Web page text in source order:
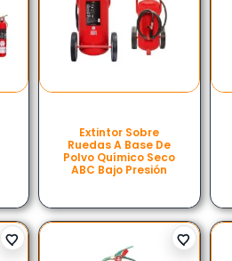
Extintor Sobre
Ruedas A Base De
Polvo Químico Seco
ABC Bajo Presión